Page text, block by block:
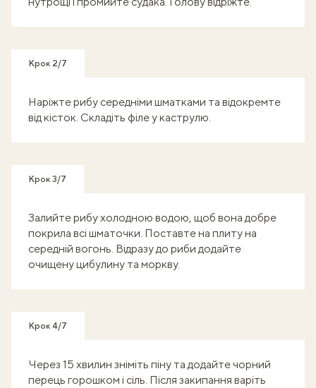
Крок 2/7
Наріжте рибу середніми шматками та відокремте
від кісток. Складіть філе у каструлю.
Крок 3/7
Залийте рибу холодною водою, щоб вона добре
покрила всі шматочки. Поставте на плиту на
середній вогонь. Відразу до риби додайте
очищену цибулину та моркву.
Крок 4/7
Через 15 хвилин зніміть піну та додайте чорний
перець горошком і сіль. Після закипання варіть